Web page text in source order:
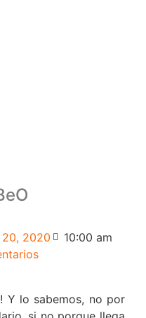
2020
10:00 am
Y lo sabemos, no por